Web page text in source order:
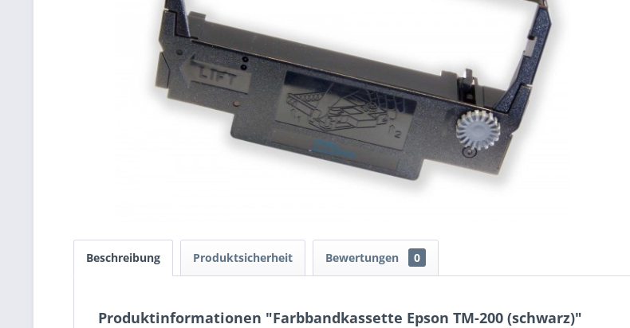
Beschreibung Produktsicherheit Bewertungen 0
Produktinformationen "Farbbandkassette Epson TM-200 (schwarz)"